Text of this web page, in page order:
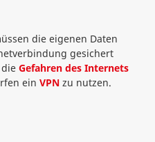
die eigenen Daten
gesichert
Gefahren des Internets
ein VPNzu nutzen.